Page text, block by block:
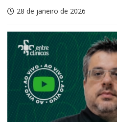
28 de janeiro de 2026